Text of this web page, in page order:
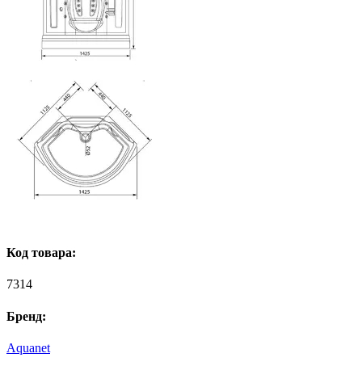
Код товара:
7314
Бренд:
Aquanet